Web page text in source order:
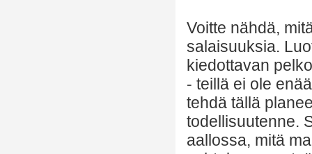
Voitte nähdä,
salaisuuksia.
kiedottavan
- teillä ei ole
tehdä tällä
todellisuutenne.
aallossa, mitä